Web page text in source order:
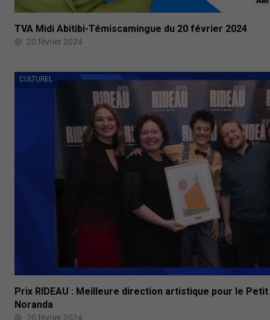
TVA Midi Abitibi-Témiscamingue du 20 février 2024
20 février 2024
CULTUREL
Prix RIDEAU : Meilleure direction artistique pour le
Noranda
20 février 2024